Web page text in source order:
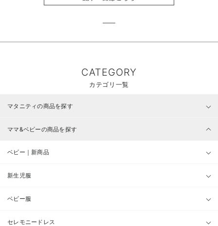
CATEGORY
カテゴリ一覧
マタニティの商品を探す
ママ&ベビーの商品を探す
ベビー｜新商品
新生児服
ベビー服
セレモニードレス